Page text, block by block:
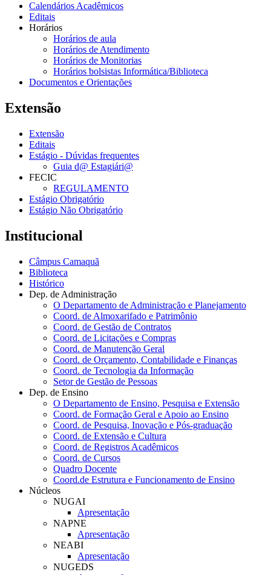
Calendários Acadêmicos
Editais
Horários
Horários de aula
Horários de Atendimento
Horários de Monitorias
Horários bolsistas Informática/Biblioteca
Documentos e Orientações
Extensão
Extensão
Editais
Estágio - Dúvidas frequentes
Guia d@ Estagiári@
FECIC
REGULAMENTO
Estágio Obrigatório
Estágio Não Obrigatório
Institucional
Câmpus Camaquã
Biblioteca
Histórico
Dep. de Administração
O Departamento de Administração e Planejamento
Coord. de Almoxarifado e Patrimônio
Coord. de Gestão de Contratos
Coord. de Licitações e Compras
Coord. de Manutenção Geral
Coord. de Orçamento, Contabilidade e Finanças
Coord. de Tecnologia da Informação
Setor de Gestão de Pessoas
Dep. de Ensino
O Departamento de Ensino, Pesquisa e Extensão
Coord. de Formação Geral e Apoio ao Ensino
Coord. de Pesquisa, Inovação e Pós-graduação
Coord. de Extensão e Cultura
Coord. de Registros Acadêmicos
Coord. de Cursos
Quadro Docente
Coord.de Estrutura e Funcionamento de Ensino
Núcleos
NUGAI
Apresentação
NAPNE
Apresentação
NEABI
Apresentação
NUGEDS